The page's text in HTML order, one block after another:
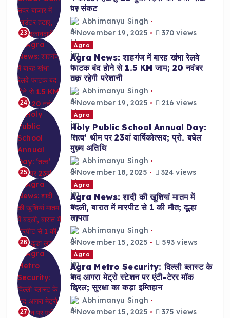
23
पर संकट
Abhimanyu Singh
November 19, 2025
370 views
24
Agra
Agra News: शाहगंज में बारह खंभा रेलवे
फाटक बंद होने से 1.5 KM जाम; 20 नवंबर
तक रहेगी परेशानी
Abhimanyu Singh
November 19, 2025
216 views
25
Agra
Holy Public School Annual Day:
‘तत्व’ थीम पर 23वां वार्षिकोत्सव; प्रो. बघेल
मुख्य अतिथि
Abhimanyu Singh
November 18, 2025
324 views
26
Agra
Agra News: शादी की खुशियां मातम में
बदली, बारात में मारपीट से 1 की मौत; दूल्हा
लापता
Abhimanyu Singh
November 15, 2025
593 views
27
Agra
Agra Metro Security: दिल्ली ब्लास्ट के
बाद आगरा मेट्रो स्टेशन पर एंटी-टेरर मॉक
ड्रिल; सुरक्षा का कड़ा इम्तिहान
Abhimanyu Singh
November 15, 2025
375 views